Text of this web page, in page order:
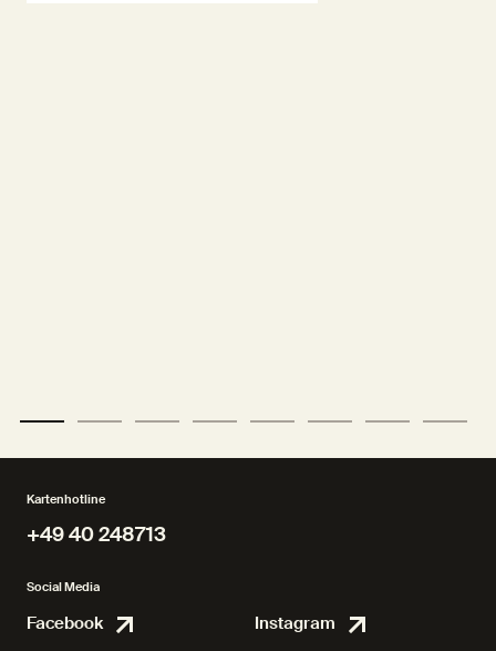
Kartenhotline
+49 40 248713
Social Media
Facebook FacebookInstagram